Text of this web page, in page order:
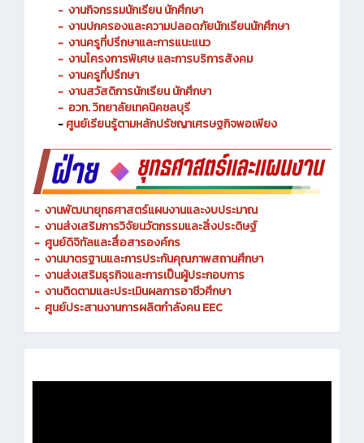
- งานกิจกรรมนักเรียน นักศึกษา
- งานปกครองและความปลอดภัยนักเรียนนักศึกษา
- งานครูที่ปรึกษาและการแนะแนว
- งานโครงการพิเศษ และการบริการสังคม
- งานครูที่ปรึกษา
- งานสวัสดิการนักเรียน นักศึกษา
- อวท. วิทยาลัยเทคนิคชลบุรี
-ศูนย์เรียนรู้ตามหลักปรัชญาเศรษฐกิจพอเพียง
- งานพัฒนายุทธศาสตร์แผนงานและงบประมาณ
- งานส่งเสริมการวิจัยนวัตกรรมและสิ่งประดิษฐ์
- ศูนย์ดิจิทัลและสื่อสารองค์กร
- งานมาตรฐานและการประกันคุณภาพสถานศึกษา
- งานส่งเสริมธุรกิจและการเป็นผู้ประกอบการ
- งานติดตามและประเมินผลการอาชีวศึกษา
- ศูนย์ประสานงานการผลิตกำลังคน EEC